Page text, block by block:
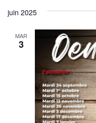
juin 2025
MAR
3